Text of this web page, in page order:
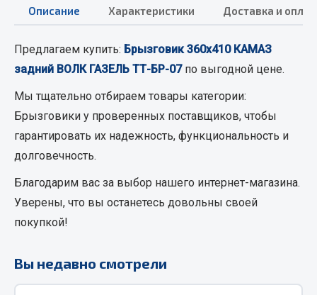
Охладжающие жидкости
Весь раздел
МЕТИЗЫ
Болты
Гайки
Описание Характеристики Доставка и
Предлагаем купить: Брызговик 360х410 КАМАЗ
задний ВОЛК ГАЗЕЛЬ ТТ-БР-07по выгодной цене.
Мы тщательно отбираем товары категории:
Брызговики у проверенных поставщиков, чтобы
гарантировать их надежность, функциональность и
долговечность.
Благодарим вас за выбор нашего интернет-магазина.
Уверены, что вы останетесь довольны своей
покупкой!
Вы недавно смотрели